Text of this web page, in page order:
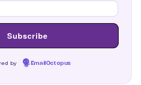
by EmailOctopus